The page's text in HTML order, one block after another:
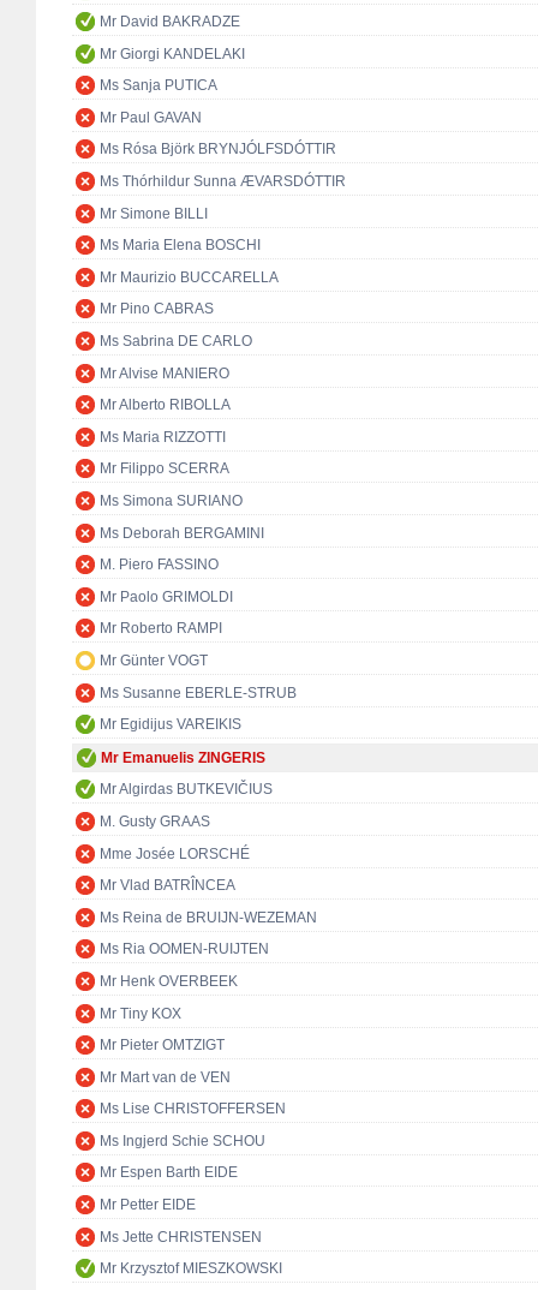
Mr David BAKRADZE
Mr Giorgi KANDELAKI
Ms Sanja PUTICA
Mr Paul GAVAN
Ms Rósa Björk BRYNJÓLFSDÓTTIR
Ms Thórhildur Sunna ÆVARSDÓTTIR
Mr Simone BILLI
Ms Maria Elena BOSCHI
Mr Maurizio BUCCARELLA
Mr Pino CABRAS
Ms Sabrina DE CARLO
Mr Alvise MANIERO
Mr Alberto RIBOLLA
Ms Maria RIZZOTTI
Mr Filippo SCERRA
Ms Simona SURIANO
Ms Deborah BERGAMINI
M. Piero FASSINO
Mr Paolo GRIMOLDI
Mr Roberto RAMPI
Mr Günter VOGT
Ms Susanne EBERLE-STRUB
Mr Egidijus VAREIKIS
Mr Emanuelis ZINGERIS
Mr Algirdas BUTKEVIČIUS
M. Gusty GRAAS
Mme Josée LORSCHÉ
Mr Vlad BATRÎNCEA
Ms Reina de BRUIJN-WEZEMAN
Ms Ria OOMEN-RUIJTEN
Mr Henk OVERBEEK
Mr Tiny KOX
Mr Pieter OMTZIGT
Mr Mart van de VEN
Ms Lise CHRISTOFFERSEN
Ms Ingjerd Schie SCHOU
Mr Espen Barth EIDE
Mr Petter EIDE
Ms Jette CHRISTENSEN
Mr Krzysztof MIESZKOWSKI